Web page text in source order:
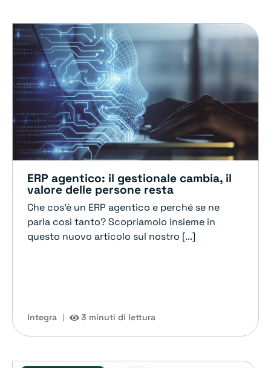
ERP agentico: il gestionale cambia, il
valore delle persone resta
Che cos'è un ERP agentico e perché se ne
parla così tanto? Scopriamolo insieme in
questo nuovo articolo sul nostro [...]
Integra 3 minuti di lettura